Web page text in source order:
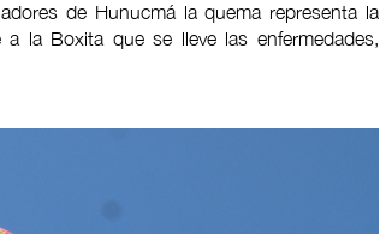
de Hunucmá la quema representa la
la Boxita que se lleve las enfermedades,